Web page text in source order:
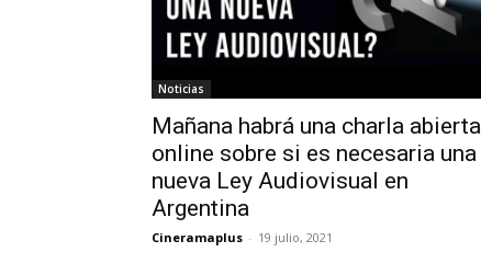
Noticias
Mañana habrá una charla abierta
online sobre si es necesaria una
nueva Ley Audiovisual en
Argentina
Cineramaplus - 19 julio, 2021